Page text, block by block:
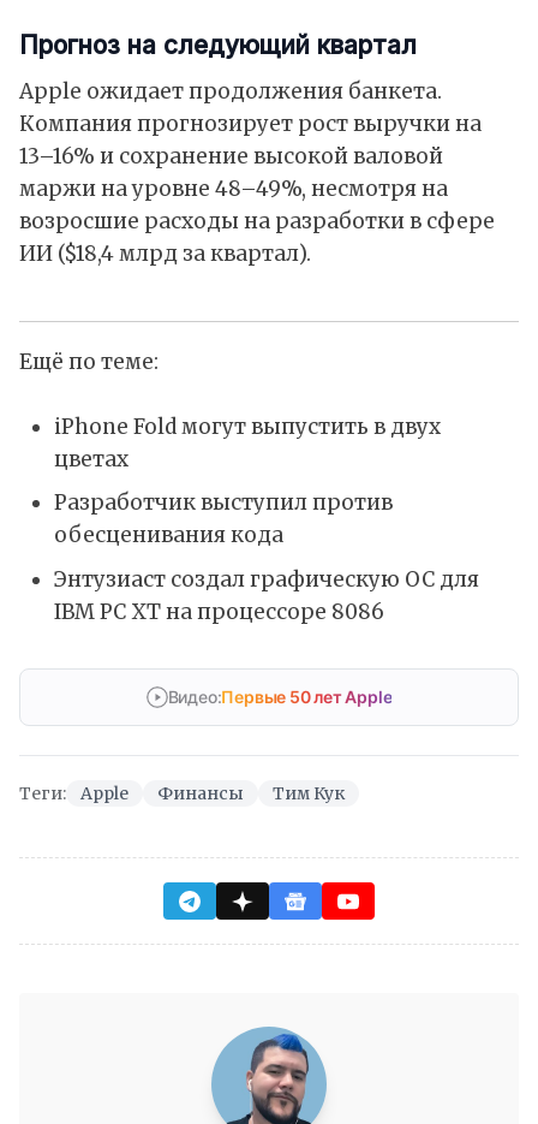
Прогноз на следующий квартал
Apple ожидает продолжения банкета.
Компания прогнозирует рост выручки на
13–16% и сохранение высокой валовой
маржи на уровне 48–49%, несмотря на
возросшие расходы на разработки в сфере
ИИ ($18,4 млрд за квартал).
Ещё по теме:
iPhone Fold могут выпустить в двух
цветах
Разработчик выступил против
обесценивания кода
Энтузиаст создал графическую ОС для
IBM PC XT на процессоре 8086
Видео:Первые 50 лет Apple
Теги: Apple Финансы Тим Кук